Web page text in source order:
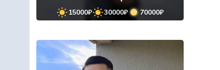
15000₽ 30000₽ 70000₽